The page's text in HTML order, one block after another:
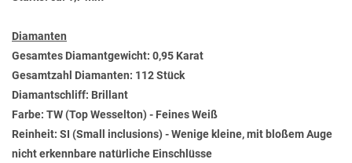
Diamanten
Gesamtes Diamantgewicht: 0,95 Karat
Gesamtzahl Diamanten: 112 Stück
Diamantschliff: Brillant
Farbe: TW (Top Wesselton) - Feines Weiß
Reinheit: SI (Small inclusions) - Wenige kleine, mit bloßem Auge
nicht erkennbare natürliche Einschlüsse